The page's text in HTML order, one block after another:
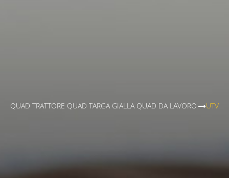
QUAD TRATTORE QUAD TARGA GIALLA QUAD DA LAVORO > UTV